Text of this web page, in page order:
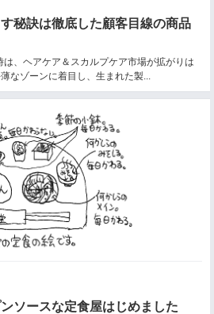
秘訣は徹底した顧客目線の商品
、ヘアケア＆スカルプケア市場が拡がりは
なゾーンに着目し、生まれた製...
ソースな定食屋はじめました